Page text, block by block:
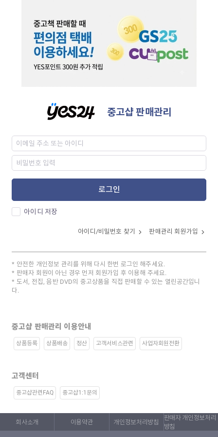
중고샵 판매관리
로그인
아이디 저장
아이디/비밀번호 찾기 판매관리 회원가입
안전한 개인정보 관리를 위해 다시 한번 로그인 해주세요.
판매자 회원이 아닌 경우 먼저 회원가입 후 이용해 주세요.
도서, 전집, 음반 DVD의 중고상품을 직접 판매할 수 있는 열린공간입니
다.
중고샵 판매관리 이용안내
상품등록 상품배송 정산 고객서비스관련 사업자회원전환
고객센터
중고샵관련FAQ 중고샵1:1문의
회사소개 이용약관 개인정보처리방침
판매자 개인정보처리
방침